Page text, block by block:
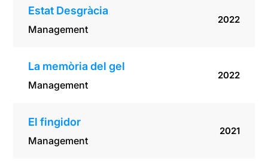
Estat Desgràcia
Management
2022
La memòria del gel
Management
2022
El fingidor
Management
2021